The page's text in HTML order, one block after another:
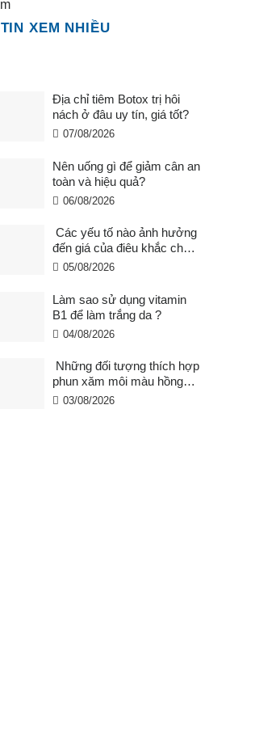
TIN XEM NHIỀU
Địa chỉ tiêm Botox trị hôi
nách ở đâu uy tín, giá tốt?
07/08/2026
Nên uống gì để giảm cân an
toàn và hiệu quả?
06/08/2026
Các yếu tố nào ảnh hưởng
đến giá của điêu khắc chân
mày ?
05/08/2026
Làm sao sử dụng vitamin
B1 để làm trắng da ?
04/08/2026
Những đối tượng thích hợp
phun xăm môi màu hồng
cam san hô?
03/08/2026